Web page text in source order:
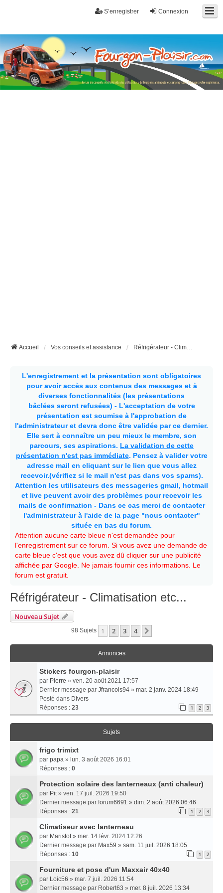
Connexion
S’enregistrer
Fourgon-plaisir.com
Forum de conseils et d'entraide des utilisateurs de fourgons, fourgons
aménagés, vans et de camping-car. Partagez votre expérience.
Accueil Vos conseils et assistance Réfrigérateur - Climatisation etc...
L'enregistrement et la présentation sont obligatoires
pour avoir accès aux contenus des messages et à
diverses fonctionnalités (les présentations
bâclées seront refusées) - L'acceptation de votre
présentation est soumise à l'approbation de
l'administrateur et devra donc être validée par ce dernier.
Elle sert à connaître un peu mieux le membre, son
parcours, ses aspirations. La validation de cette
présentation n'est pas immédiate. Pensez à valider votre
adresse mail en cliquant sur le lien que vous allez
recevoir.(vérifiez si le mail n'est pas dans vos spams).
Attention les utilisateurs des messageries gmail, hotmail
et live peuvent avoir des problèmes pour recevoir les
mails de confirmation - Dans ce cas merci de contacter
l'administrateur à l'aide de la page "nous contacter"
située en bas du forum.
Attention aucune carte bleue n'est demandée pour
l'enregistrement sur ce forum. Si vous avez une demande de
carte bleue c'est que vous avez dû cliquer sur une publicité
affichée par Google. Ne jamais fournir ces informations. Le
forum est gratuit.
Réfrigérateur - Climatisation etc...
Nouveau Sujet
98 Sujets 1 2 3 4
Annonces
Stickers fourgon-plaisir
par Pierre » ven. 20 août 2021 17:57
Dernier message par Jfrancois94 » mar. 2 janv. 2024 18:49
Posté dans Divers
Réponses : 23 1 2 3
Sujets
frigo trimixt
par papa » lun. 3 août 2026 16:01
Réponses : 0
Protection solaire des lanterneaux (anti chaleur)
par Pit» ven. 17 juil. 2026 19:50
Dernier message par forum6691 » dim. 2 août 2026 06:46
Réponses : 21 1 2 3
Climatiseur avec lanterneau
par Maristof» mer. 14 févr. 2024 12:26
Dernier message par Max59 » sam. 11 juil. 2026 18:05
Réponses : 10 1 2
Fourniture et pose d'un Maxxair 40x40
par Loic56 » mar. 7 juil. 2026 11:54
Dernier message par Robert63 » mer. 8 juil. 2026 13:34